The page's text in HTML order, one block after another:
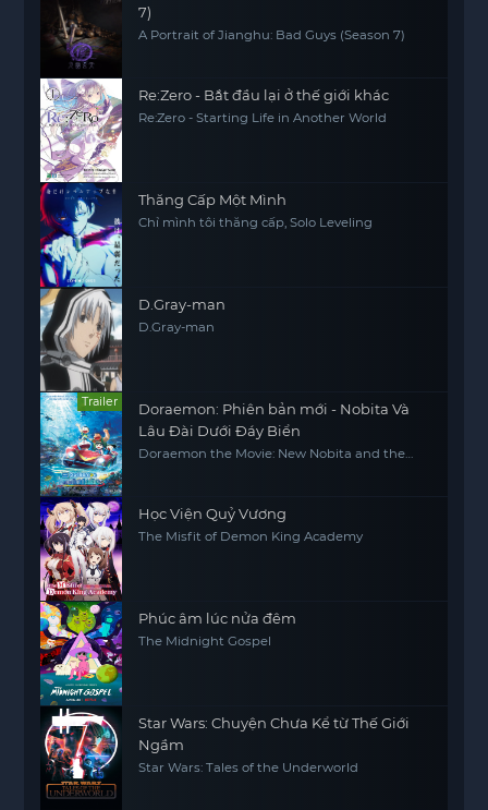
7)
A Portrait of Jianghu: Bad Guys (Season 7)
Re:Zero - Bắt đầu lại ở thế giới khác
Re:Zero - Starting Life in Another World
Thăng Cấp Một Mình
Chỉ mình tôi thăng cấp, Solo Leveling
D.Gray-man
D.Gray-man
Trailer
Doraemon: Phiên bản mới - Nobita Và
Lâu Đài Dưới Đáy Biển
Doraemon the Movie: New Nobita and the
Học Viện Quỷ Vương
The Misfit of Demon King Academy
Phúc âm lúc nửa đêm
The Midnight Gospel
Star Wars: Chuyện Chưa Kể từ Thế Giới
Ngầm
Star Wars: Tales of the Underworld